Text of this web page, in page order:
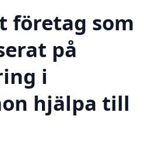
företag som
på
i
hjälpa till